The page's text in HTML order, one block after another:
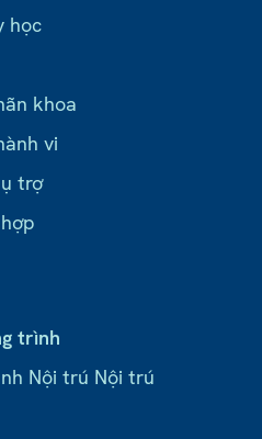
học
khoa
vi
trợ
trình
Nội trú Nội trú